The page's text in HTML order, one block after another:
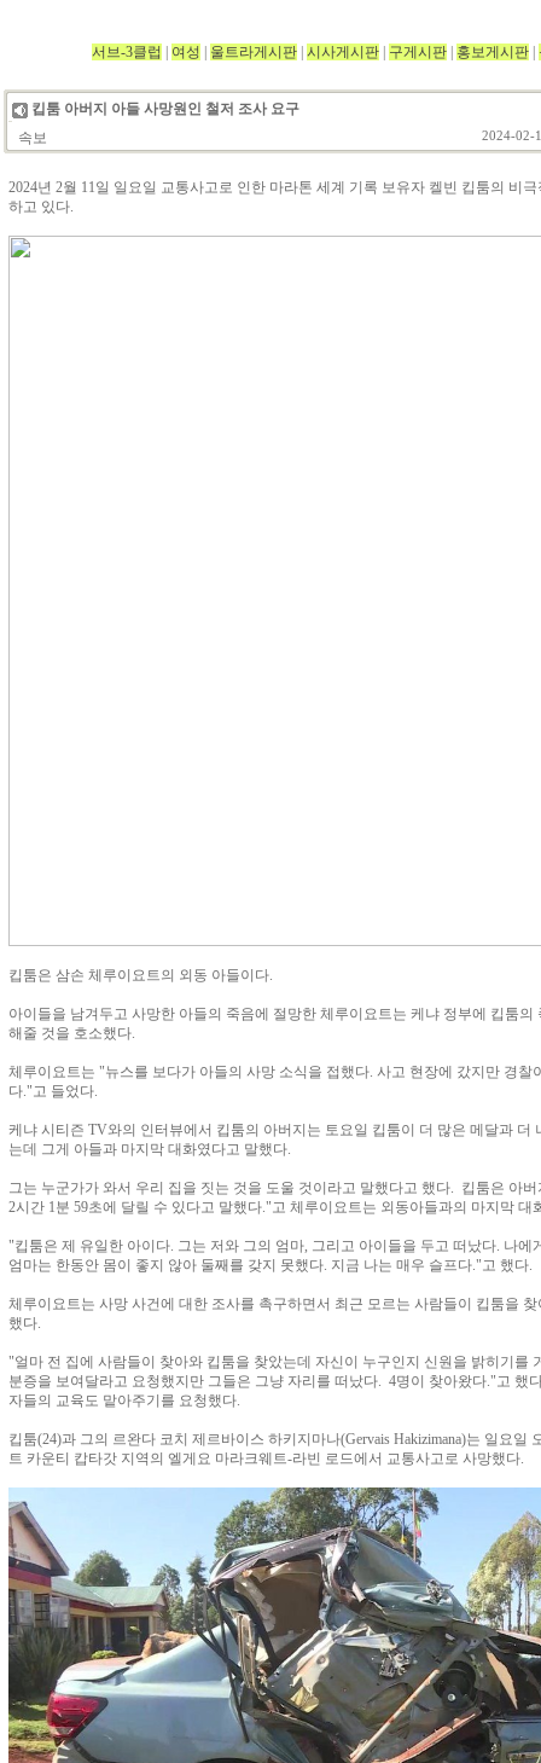
서브-3클럽 여성 울트라게시판 시사게시판 구게시판 홍보게시판
킵툼 아버지 아들 사망원인 철저 조사 요구
속보
2024-02-
2024년 2월 11일 일요일 교통사고로 인한 마라톤 세계 기록 보유자 켈빈 킵툼의 비
하고 있다.
킵툼은 삼손 체루이요트의 외동 아들이다.
아이들을 남겨두고 사망한 아들의 죽음에 절망한 체루이요트는 케냐 정부에 킵툼의
해줄 것을 호소했다.
체루이요트는 "뉴스를 보다가 아들의 사망 소식을 접했다. 사고 현장에 갔지만 경찰
다."고 들었다.
케냐 시티즌 TV와의 인터뷰에서 킵툼의 아버지는 토요일 킵툼이 더 많은 메달과 더
는데 그게 아들과 마지막 대화였다고 말했다.
그는 누군가가 와서 우리 집을 짓는 것을 도울 것이라고 말했다고 했다. 킵툼은 아
2시간 1분 59초에 달릴 수 있다고 말했다."고 체루이요트는 외동아들과의 마지막 대
"킵툼은 제 유일한 아이다. 그는 저와 그의 엄마, 그리고 아이들을 두고 떠났다. 나에
엄마는 한동안 몸이 좋지 않아 둘째를 갖지 못했다. 지금 나는 매우 슬프다."고 했다.
체루이요트는 사망 사건에 대한 조사를 촉구하면서 최근 모르는 사람들이 킵툼을
했다.
"얼마 전 집에 사람들이 찾아와 킵툼을 찾았는데 자신이 누구인지 신원을 밝히기를
분증을 보여달라고 요청했지만 그들은 그냥 자리를 떠났다. 4명이 찾아왔다."고 했
자들의 교육도 맡아주기를 요청했다.
킵툼(24)과 그의 르완다 코치 제르바이스 하키지마나(Gervais Hakizimana)는 일요일
트 카운티 캅타갓 지역의 엘게요 마라크웨트-라빈 로드에서 교통사고로 사망했다.